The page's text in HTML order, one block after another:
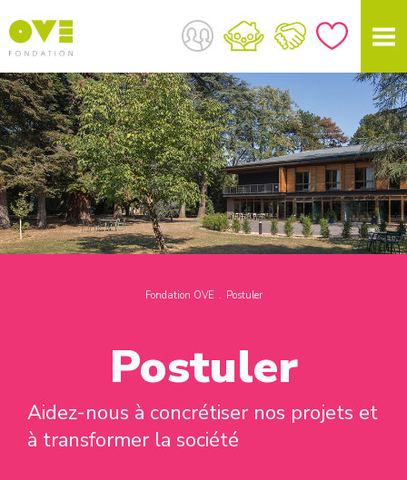
Fondation OVE Postuler
Postuler
Aidez-nous à concrétiser nos projets et
à transformer la société